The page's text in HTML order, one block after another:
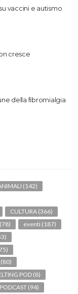
vaccini e autismo
cresce
della fibromialgia
(142)
CULTURA (366)
(78) eventi (187)
(80)
POD(8)
PODCAST (94)